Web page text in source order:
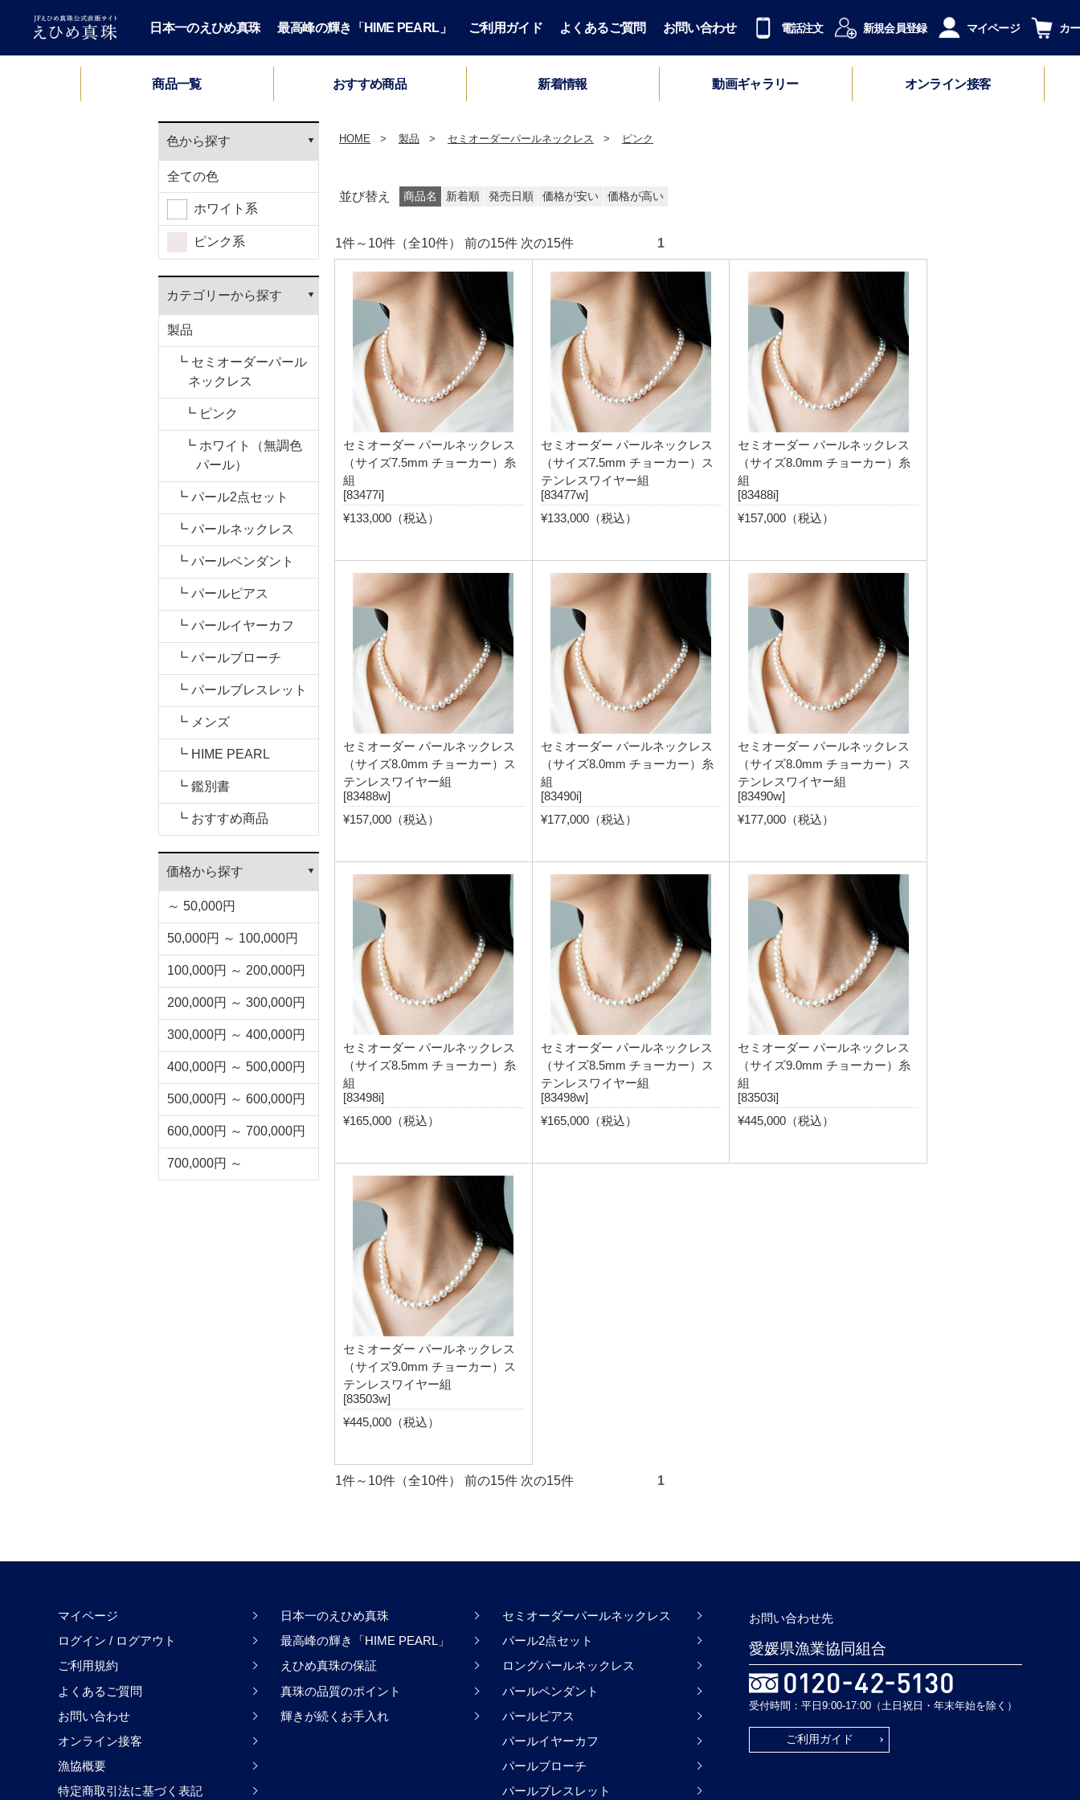
日本一のえひめ真珠 最高峰の輝き「HIME PEARL」 ご利用ガイド よくあるご質問 お問い合わせ 電話注文 新規会員登録 マイページ カ
商品一覧 おすすめ商品 新着情報 動画ギャラリー オンライン接客
色から探す
全ての色
ホワイト系
ピンク系
カテゴリーから探す
製品
┗ セミオーダーパール
ネックレス
┗ ピンク
┗ ホワイト（無調色
パール）
┗ パール2点セット
┗ パールネックレス
┗ パールペンダント
┗ パールピアス
┗ パールイヤーカフ
┗ パールブローチ
┗ パールブレスレット
┗ メンズ
┗ HIME PEARL
┗ 鑑別書
┗ おすすめ商品
価格から探す
～ 50,000円
50,000円 ～ 100,000円
100,000円 ～ 200,000円
200,000円 ～ 300,000円
300,000円 ～ 400,000円
400,000円 ～ 500,000円
500,000円 ～ 600,000円
600,000円 ～ 700,000円
700,000円 ～
HOME 製品 セミオーダーパールネックレス ピンク
並び替え 商品名 新着順 発売日順 価格が安い 価格が高い
1件～10件（全10件） 前の15件 次の15件 1
セミオーダー パールネックレス
（サイズ7.5mm チョーカー）糸
組
[83477i]
¥133,000（税込）
セミオーダー パールネックレス
（サイズ7.5mm チョーカー）ス
テンレスワイヤー組
[83477w]
¥133,000（税込）
セミオーダー パールネックレス
（サイズ8.0mm チョーカー）糸
組
[83488i]
¥157,000（税込）
セミオーダー パールネックレス
（サイズ8.0mm チョーカー）ス
テンレスワイヤー組
[83488w]
¥157,000（税込）
セミオーダー パールネックレス
（サイズ8.0mm チョーカー）糸
組
[83490i]
¥177,000（税込）
セミオーダー パールネックレス
（サイズ8.0mm チョーカー）ス
テンレスワイヤー組
[83490w]
¥177,000（税込）
セミオーダー パールネックレス
（サイズ8.5mm チョーカー）糸
組
[83498i]
¥165,000（税込）
セミオーダー パールネックレス
（サイズ8.5mm チョーカー）ス
テンレスワイヤー組
[83498w]
¥165,000（税込）
セミオーダー パールネックレス
（サイズ9.0mm チョーカー）糸
組
[83503i]
¥445,000（税込）
セミオーダー パールネックレス
（サイズ9.0mm チョーカー）ス
テンレスワイヤー組
[83503w]
¥445,000（税込）
1件～10件（全10件） 前の15件 次の15件 1
マイページ
ログイン / ログアウト
ご利用規約
よくあるご質問
お問い合わせ
オンライン接客
漁協概要
特定商取引法に基づく表記
日本一のえひめ真珠
最高峰の輝き「HIME PEARL」
えひめ真珠の保証
真珠の品質のポイント
輝きが続くお手入れ
セミオーダーパールネックレス
パール2点セット
ロングパールネックレス
パールペンダント
パールピアス
パールイヤーカフ
パールブローチ
パールブレスレット
お問い合わせ先
愛媛県漁業協同組合
受付時間：平日9:00-17:00（土日祝日・年末年始を除く）
ご利用ガイド